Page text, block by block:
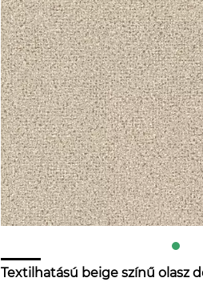
Textilhatású beige színű olasz